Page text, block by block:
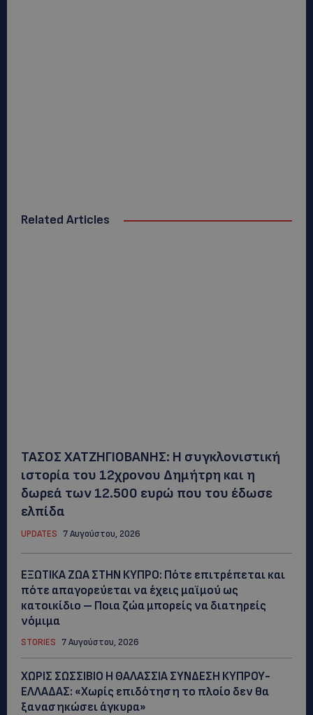
Related Articles
ΤΑΣΟΣ ΧΑΤΖΗΓΙΟΒΑΝΗΣ: Η συγκλονιστική
ιστορία του 12χρονου Δημήτρη και η
δωρεά των 12.500 ευρώ που του έδωσε
ελπίδα
UPDATES 7 Αυγούστου, 2026
ΕΞΩΤΙΚΑ ΖΩΑ ΣΤΗΝ ΚΥΠΡΟ: Πότε επιτρέπεται και
πότε απαγορεύεται να έχεις μαϊμού ως
κατοικίδιο – Ποια ζώα μπορείς να διατηρείς
νόμιμα
STORIES 7 Αυγούστου, 2026
ΧΩΡΙΣ ΣΩΣΣΙΒΙΟ Η ΘΑΛΑΣΣΙΑ ΣΥΝΔΕΣΗ ΚΥΠΡΟΥ-
ΕΛΛΑΔΑΣ: «Χωρίς επιδότηση το πλοίο δεν θα
ξανασηκώσει άγκυρα»